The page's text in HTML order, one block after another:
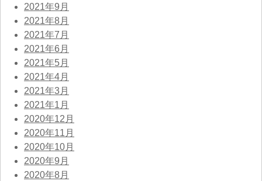
2021年9月
2021年8月
2021年7月
2021年6月
2021年5月
2021年4月
2021年3月
2021年1月
2020年12月
2020年11月
2020年10月
2020年9月
2020年8月